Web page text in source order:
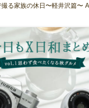
撮る家族の休日〜軽井沢篇〜